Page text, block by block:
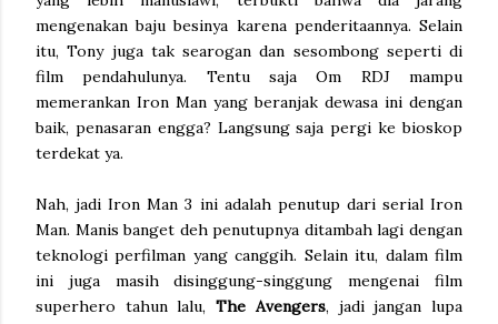
mengenakan baju besinya karena penderitaannya. Selain
itu, Tony juga tak searogan dan sesombong seperti di
film pendahulunya. Tentu saja Om RDJ mampu
memerankan Iron Man yang beranjak dewasa ini dengan
baik, penasaran engga? Langsung saja pergi ke bioskop
terdekat ya.
Nah, jadi Iron Man 3 ini adalah penutup dari serial Iron
Man. Manis banget deh penutupnya ditambah lagi dengan
teknologi perfilman yang canggih. Selain itu, dalam film
ini juga masih disinggung-singgung mengenai film
superhero tahun lalu,The Avengers, jadi jangan lupa